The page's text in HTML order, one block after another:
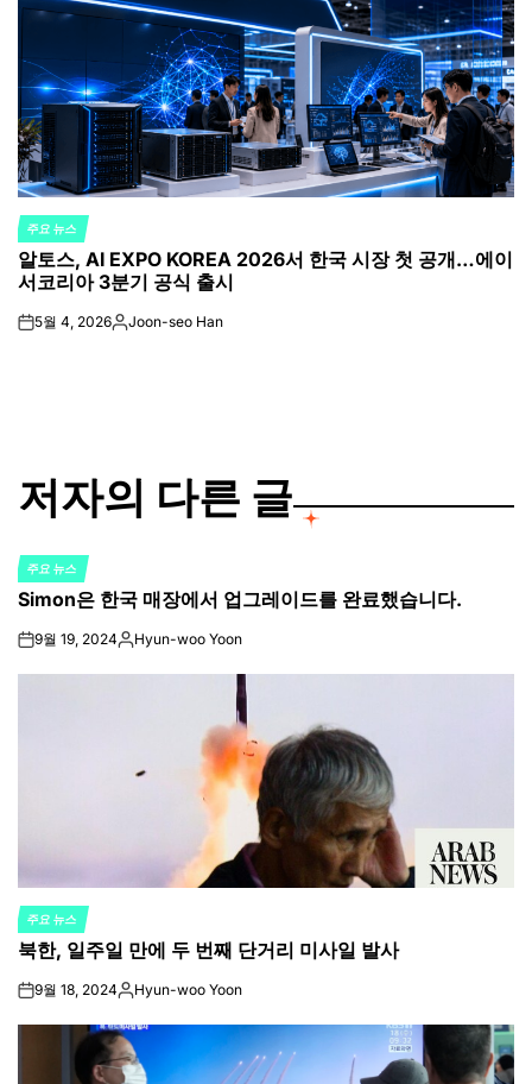
POSTED
IN
주요 뉴스
알토스, AI EXPO KOREA 2026서 한국 시장 첫 공개…에이
서코리아 3분기 공식 출시
on5월 4, 2026Posted
Joon-seo Han
저자의 다른 글
POSTED
IN
주요 뉴스
Simon은 한국 매장에서 업그레이드를 완료했습니다.
on9월 19, 2024Posted
Hyun-woo Yoon
POSTED
IN
주요 뉴스
북한, 일주일 만에 두 번째 단거리 미사일 발사
on9월 18, 2024Posted
Hyun-woo Yoon